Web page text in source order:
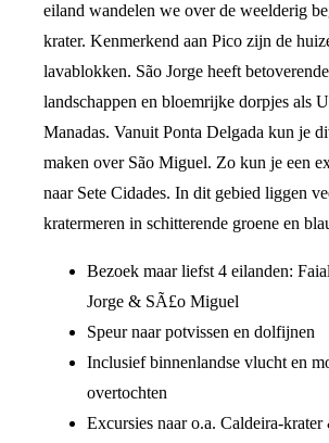
eiland wandelen we over de weelderig
krater. Kenmerkend aan Pico zijn de
lavablokken. São Jorge heeft
landschappen en bloemrijke dorpjes als
Manadas. Vanuit Ponta Delgada kun je
maken over São Miguel. Zo kun je een
naar Sete Cidades. In dit gebied liggen
kratermeren in schitterende groene en
Bezoek maar liefst 4 eilanden:
Jorge & SÃ£o Miguel
Speur naar potvissen en dolfijnen
Inclusief binnenlandse vlucht en
overtochten
Excursies naar o.a. Caldeira-